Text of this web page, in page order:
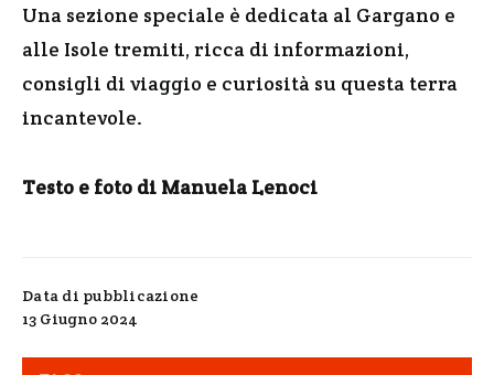
Data di pubblicazione
13 Giugno 2024
Una sezione speciale è dedicata al Gargano e
alle Isole tremiti, ricca di informazioni,
consigli di viaggio e curiosità su questa terra
incantevole.
Testo e foto di Manuela Lenoci